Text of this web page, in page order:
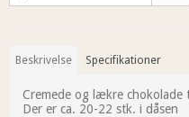
Beskrivelse Specifikationer
Cremede og lækre chokolade
Der er ca. 20-22 stk. i dåsen